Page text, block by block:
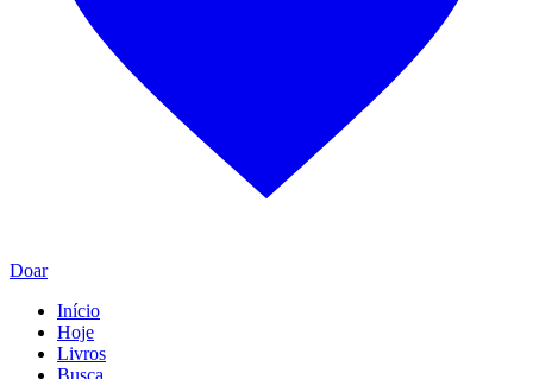
Doar
Início
Hoje
Livros
Busca